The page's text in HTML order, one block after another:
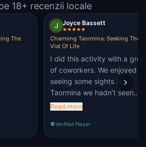
18+ recenzii locale
The
Joyce Bassett
Charming Taormina: Seeking The
Vial Of Life
I did this activity with a
of coworkers. We enjoyed
seeing some sights in
Taormina we hadn’t seen
before. The first clue was
was a breeze.
Read more
Verified Player